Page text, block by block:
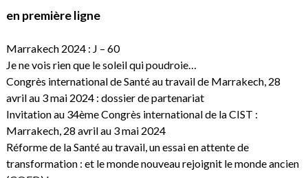
en première ligne
Marrakech 2024 : J – 60
Je ne vois rien que le soleil qui poudroie…
Congrès international de Santé au travail de Marrakech, 28
avril au 3 mai 2024 : dossier de partenariat
Invitation au 34ème Congrès international de la CIST :
Marrakech, 28 avril au 3 mai 2024
Réforme de la Santé au travail, un essai en attente de
transformation : et le monde nouveau rejoignit le monde ancien